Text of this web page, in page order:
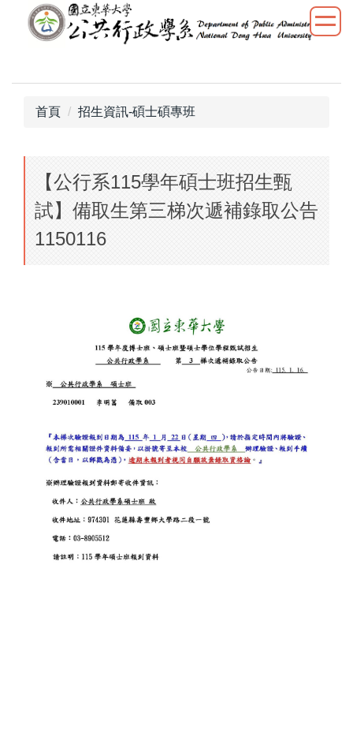
內
首頁 招生資訊-碩士碩專班
【公行系115學年碩士班招生甄
試】備取生第三梯次遞補錄取公告
1150116